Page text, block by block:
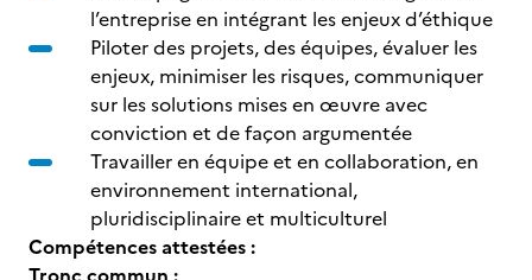
l’entreprise en intégrant les enjeux d’éthique
Piloter des projets, des équipes, évaluer les
enjeux, minimiser les risques, communiquer
sur les solutions mises en œuvre avec
conviction et de façon argumentée
Travailler en équipe et en collaboration, en
environnement international,
pluridisciplinaire et multiculturel
Compétences attestées :